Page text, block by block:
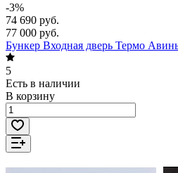
-3%
74 690 руб.
77 000 руб.
Бункер Входная дверь Термо
5
Есть в наличии
В корзину